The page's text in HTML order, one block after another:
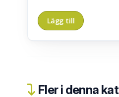
Fler i denna